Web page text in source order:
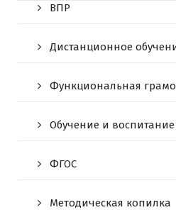
ВПР
Дистанционное
Функциональная
Обучение и воспитание
ФГОС
Методическая копилка